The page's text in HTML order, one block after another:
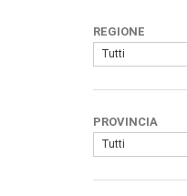
REGIONE
Tutti
PROVINCIA
Tutti